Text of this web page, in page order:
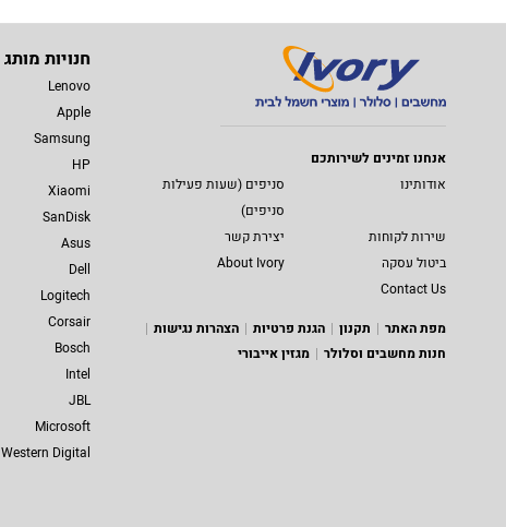
אנחנו זמינים לשירותכם
אודותינו
סניפים (שעות פעילות
סניפים)
שירות לקוחות
יצירת קשר
ביטול עסקה
About Ivory
Contact Us
מפת האתר
תקנון הגנת פרטיות
הצהרות נגישות
חנות מחשבים וסלולר
מגזין אייבורי
חנויות מותג
Lenovo
Apple
Samsung
HP
Xiaomi
SanDisk
Asus
Dell
Logitech
Corsair
Bosch
Intel
JBL
Microsoft
Western Digital